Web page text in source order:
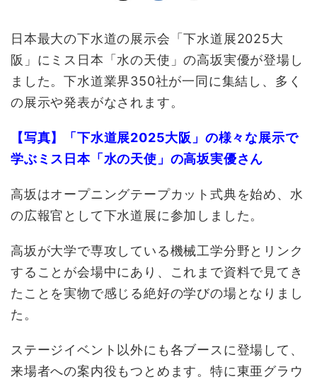
日本最大の下水道の展示会「下水道展2025大
阪」にミス日本「水の天使」の高坂実優が登場し
ました。下水道業界350社が一同に集結し、多く
の展示や発表がなされます。
【写真】「下水道展2025大阪」の様々な展示で
学ぶミス日本「水の天使」の高坂実優さん
高坂はオープニングテープカット式典を始め、水
の広報官として下水道展に参加しました。
高坂が大学で専攻している機械工学分野とリンク
することが会場中にあり、これまで資料で見てき
たことを実物で感じる絶好の学びの場となりまし
た。
ステージイベント以外にも各ブースに登場して、
来場者への案内役もつとめます。特に東亜グラウ